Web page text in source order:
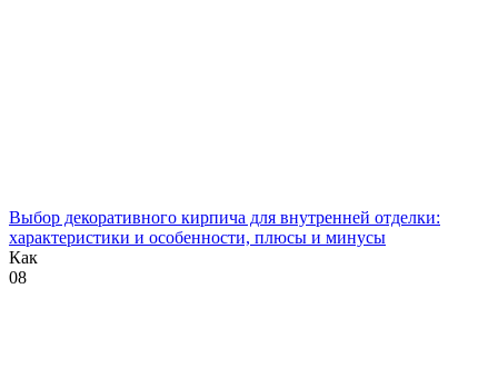
Выбор декоративного кирпича для внутренней отделки:
характеристики и особенности, плюсы и минусы
Как
08